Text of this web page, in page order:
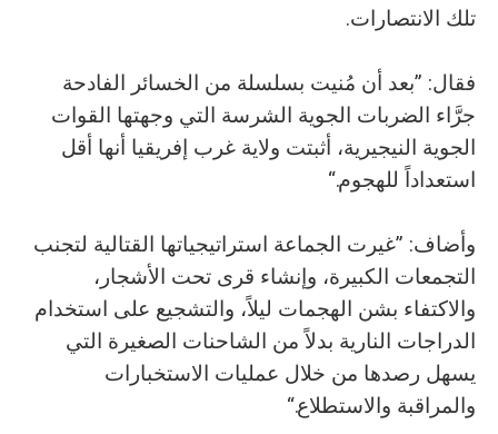
تلك الانتصارات.
فقال: ”بعد أن مُنيت بسلسلة من الخسائر الفادحة
جرَّاء الضربات الجوية الشرسة التي وجهتها القوات
الجوية النيجيرية، أثبتت ولاية غرب إفريقيا أنها أقل
استعداداً للهجوم.“
وأضاف: ”غيرت الجماعة استراتيجياتها القتالية لتجنب
التجمعات الكبيرة، وإنشاء قرى تحت الأشجار،
والاكتفاء بشن الهجمات ليلاً، والتشجيع على استخدام
الدراجات النارية بدلاً من الشاحنات الصغيرة التي
يسهل رصدها من خلال عمليات الاستخبارات
والمراقبة والاستطلاع.“